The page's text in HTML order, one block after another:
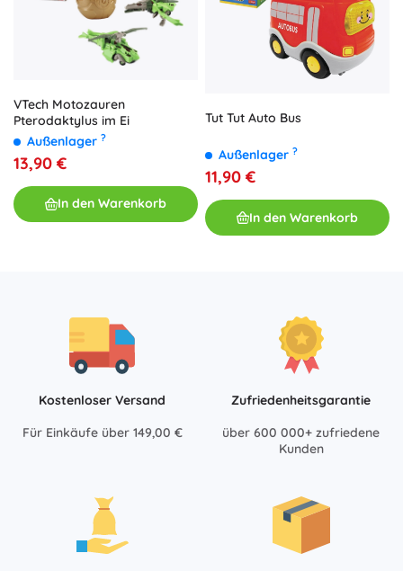
VTech Motozauren
Pterodaktylus im Ei
Außenlager ?
13,90 €
In den Warenkorb
Tut Tut Auto Bus
Außenlager ?
11,90 €
In den Warenkorb
Kostenloser Versand
Für Einkäufe über 149,00 €
Zufriedenheitsgarantie
über 600 000+ zufriedene
Kunden